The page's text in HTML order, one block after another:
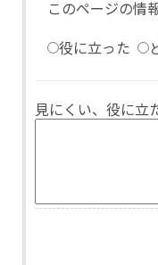
このページの情
役に立った
見にくい、役に立